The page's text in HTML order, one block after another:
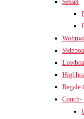
Sessel
Regale